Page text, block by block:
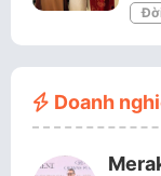
Doanh